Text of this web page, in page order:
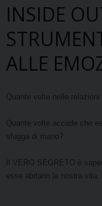
INSIDE
ALLE
Quante volte nelle
Quante volte accade che
sfugga di mano?
Il VERO SEGRETO è
esse abitano la nostra vita.